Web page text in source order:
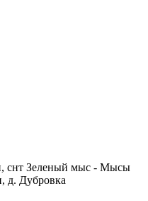
снт Зеленый мыс - Мысы
д. Дубровка